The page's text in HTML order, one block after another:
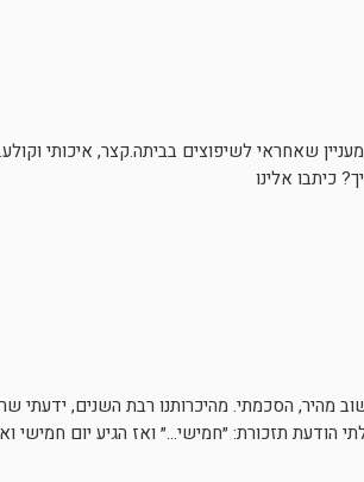
שאחראי לשיפוצים בביתה.קצר, איכותי
כיתבו אלינו
מהיר, הסכמתי. מהיכרותנו רבת השנים, ידעתי
הודעת תזכורת: ״חמישי…״ ואז הגיע יום